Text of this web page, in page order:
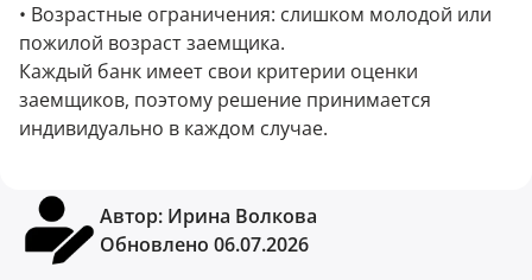
• Возрастные ограничения: слишком молодой или
пожилой возраст заемщика.
Каждый банк имеет свои критерии оценки
заемщиков, поэтому решение принимается
индивидуально в каждом случае.
Автор: Ирина Волкова
Обновлено 06.07.2026